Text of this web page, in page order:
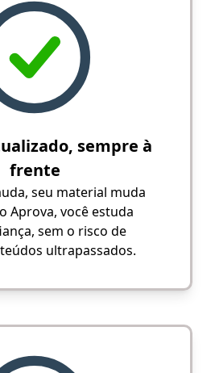
sempre à
frente
seu material muda
Aprova, você estuda
sem o risco de
ultrapassados.